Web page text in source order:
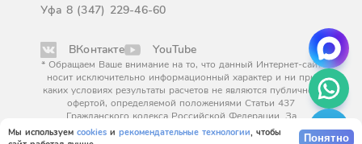
Мы используем cookies и рекомендательные технологии, чтобы
Понятно
Уфа 8 (347) 229-46-60
ВКонтакте YouTube
* Обращаем Ваше внимание на то, что данный Интернет-сайт
носит исключительно информационный характер и ни при
каких условиях результаты расчетов не являются публичной
офертой, определяемой положениями Статьи 437
Гражданского кодекса Российской Федерации. За
окончательным расчетом обращайтесь к нашим менеджерам.